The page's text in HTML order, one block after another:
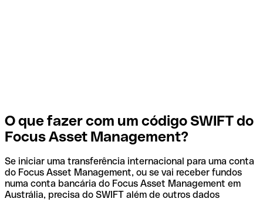
O que fazer com um código SWIFT do
Focus Asset Management?
Se iniciar uma transferência internacional para uma conta
do Focus Asset Management, ou se vai receber fundos
numa conta bancária do Focus Asset Management em
Austrália, precisa do SWIFT além de outros dados